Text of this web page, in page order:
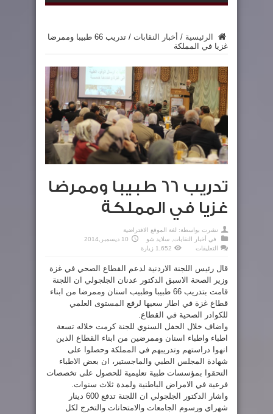
الرئيسية / أخبار النقابات /
تدريب 66 طبيبا وممرضا
غزيا في المملكة
تدريب 66 طبيبا وممرضا
غزيا في المملكة
نشرت بواسطة: لغة الموقع الافتراضية
في
أخبار النقابات سلايد شو
10 ديسمبر,2014
التعليقات
طبيبا
وممرضا
غزيا
المملكة
مغلقة
1,652 زيارة
قال رئيس اللجنة الاردنية لدعم القطاع الصحي في غزة
وزير الصحة الاسبق الدكتور عدنان الجلجولي ان اللجنة
قامت بتدريب 66 طبيبا وطبيب اسنان وممرضا من ابناء
قطاع غزة في اطار سعيها لرفع المستوى العلمي
للكوادر الصحية في القطاع.
واضاف خلال الحفل السنوي للجنة كرمت خلاله تسعة
اطباء واطباء اسنان وممرضين من ابناء القطاع الذين
انهوا دراستهم وتدريبهم في المملكة وحصلوا على
شهادة المجلس الطبي والماجستير، ان بعض الاطباء
التحقوا بمؤسسات طبية تعليمية للحصول على تخصصات
فرعية في الامراض الباطنية ولمدة ثلاث سنوات.
واشار الدكتور الجلجولي ان اللجنة تدفع 600 دينار
شهراي ورسوم الجامعات والامتحانات والتخرج لكل